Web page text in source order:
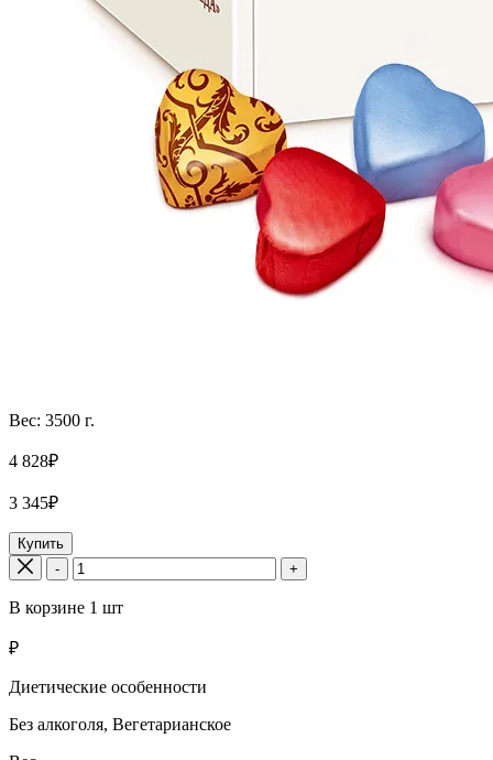
Вес: 3500 г.
4 828₽
3 345₽
Купить
-
+
В корзине 1 шт
₽
Диетические особенности
Без алкоголя, Вегетарианское